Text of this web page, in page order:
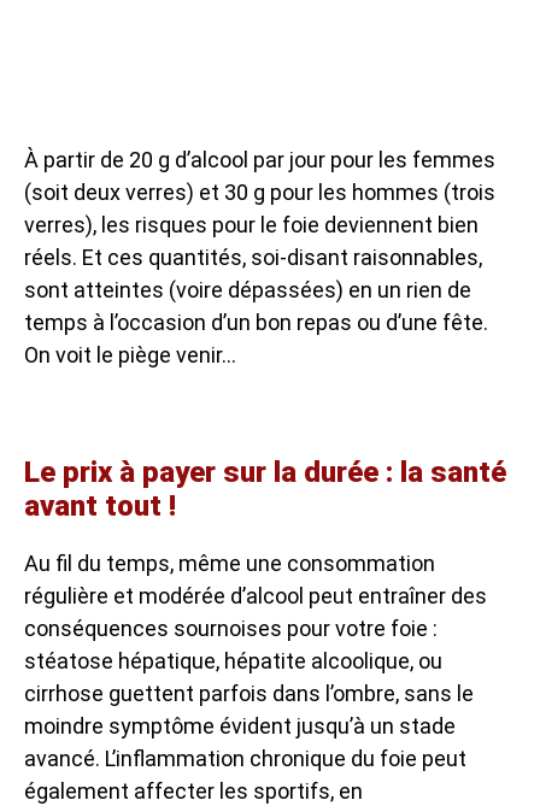
À partir de 20 g d’alcool par jour pour les femmes
(soit deux verres) et 30 g pour les hommes (trois
verres), les risques pour le foie deviennent bien
réels. Et ces quantités, soi-disant raisonnables,
sont atteintes (voire dépassées) en un rien de
temps à l’occasion d’un bon repas ou d’une fête.
On voit le piège venir…
Le prix à payer sur la durée : la santé
avant tout !
Au fil du temps, même une consommation
régulière et modérée d’alcool peut entraîner des
conséquences sournoises pour votre foie :
stéatose hépatique, hépatite alcoolique, ou
cirrhose guettent parfois dans l’ombre, sans le
moindre symptôme évident jusqu’à un stade
avancé. L’inflammation chronique du foie peut
également affecter les sportifs, en